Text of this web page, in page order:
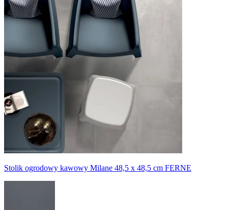
Stolik ogrodowy kawowy Milane 48,5 x 48,5 cm FERNE